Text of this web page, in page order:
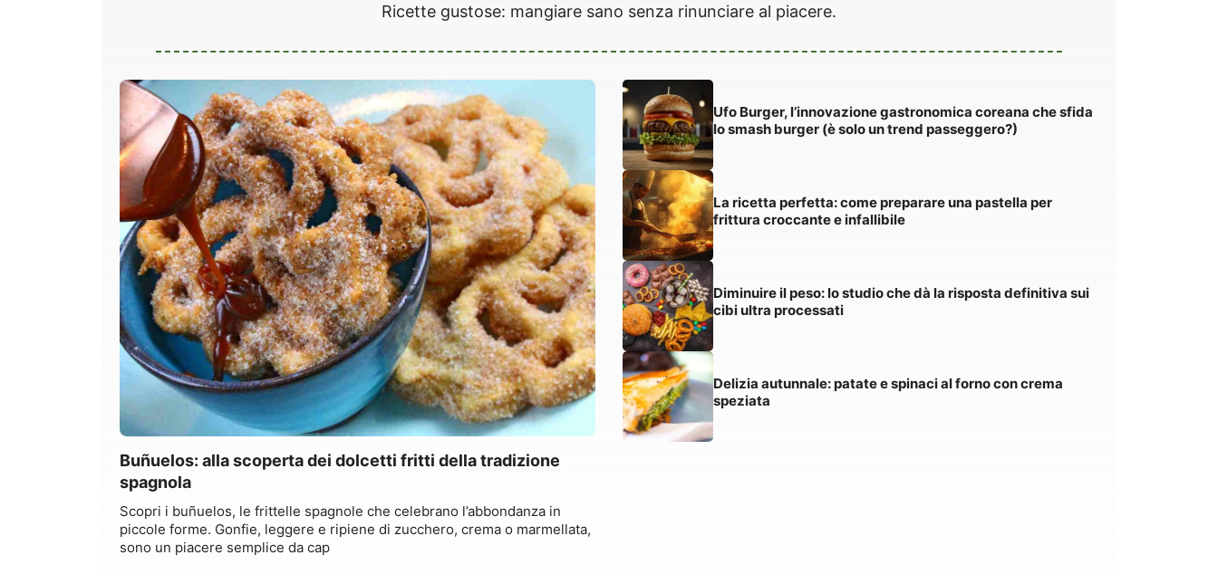
Ricette gustose: mangiare sano senza rinunciare al piacere.
Buñuelos: alla scoperta dei dolcetti fritti della tradizione
spagnola
Scopri i buñuelos, le frittelle spagnole che celebrano l’abbondanza in
piccole forme. Gonfie, leggere e ripiene di zucchero, crema o marmellata,
sono un piacere semplice da cap
Ufo Burger, l’innovazione gastronomica coreana che sfida
lo smash burger (è solo un trend passeggero?)
La ricetta perfetta: come preparare una pastella per
frittura croccante e infallibile
Diminuire il peso: lo studio che dà la risposta definitiva sui
cibi ultra processati
Delizia autunnale: patate e spinaci al forno con crema
speziata